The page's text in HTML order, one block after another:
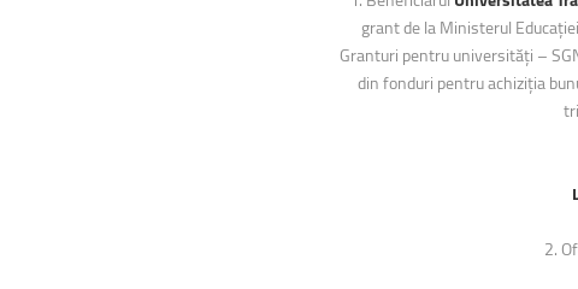
grant de la Ministerul
Granturi pentru universități –
din fonduri pentru achiziția
2.